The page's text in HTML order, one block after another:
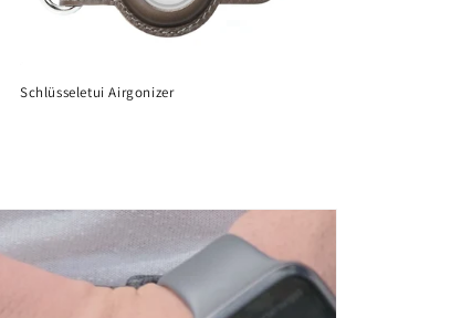
Schlüsseletui Airgonizer